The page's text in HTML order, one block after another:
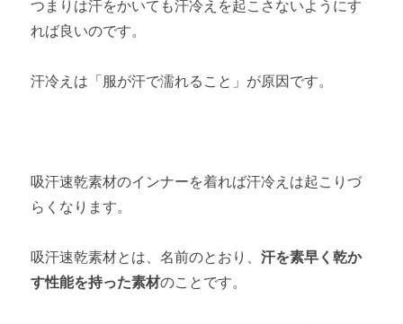
つまりは汗をかいても汗冷えを起こさないようにす
れば良いのです。
汗冷えは「服が汗で濡れること」が原因です。
吸汗速乾素材のインナーを着れば汗冷えは起こりづ
らくなります。
吸汗速乾素材とは、名前のとおり、汗を素早く乾か
す性能を持った素材のことです。